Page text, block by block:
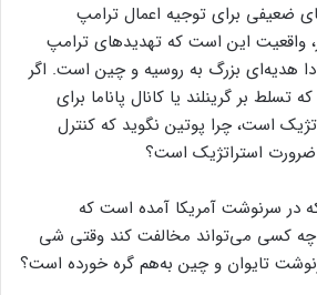
ضعیفی برای توجیه اعمال ترامپ
واقعیت این است که تهدیدهای ترامپ
هدیه‌ای بزرگ به روسیه و چین است. اگر
تسلط بر گرینلند یا کانال پاناما برای
است، چرا پوتین نگوید که کنترل
ضرورت استراتژیک است؟
که در سرنوشت آمریکا آمده است که
کسی می‌تواند مخالفت کند وقتی شی
تایوان و چین به‌هم گره خورده است؟